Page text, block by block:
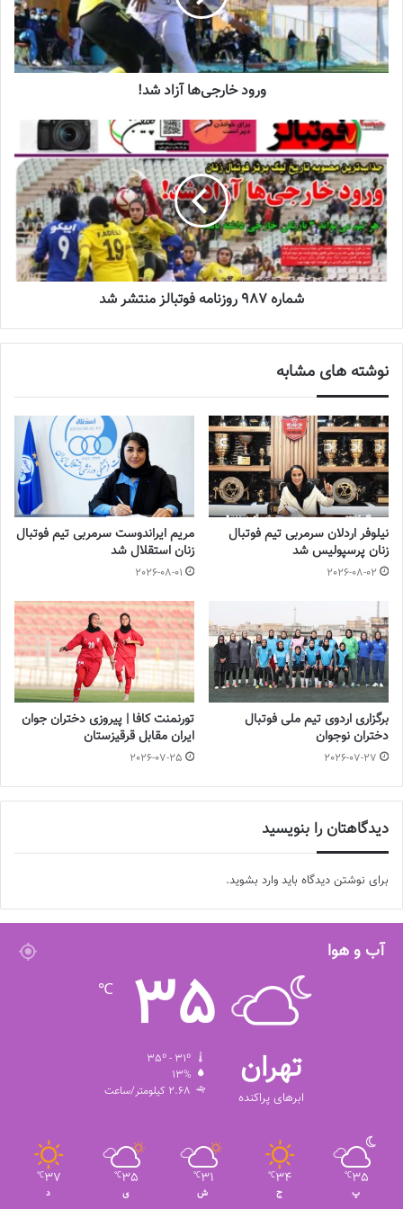
چالش هاى ليست جدید تيم ملى فوتبال
زنان
2023-06-14
زنان
2023-12-24
دعوت آزمون از 30 بازیکن به اردوی تیم ملی
2023-03-21
آینده درخشانی در انتظار فوتبال بانوان است
2022-12-10
💻منبع: فدراسیون فوتبال
◾️با فوتبالز همراه شوید◾️فوتبالز را در اینستاگرام دنبال کنید
◾️
footballs.women@
تیم ملی فوتبال فوتبال بانوان فوتبال زنان
ورود خارجی‌ها آزاد شد!
شماره 987 روزنامه فوتبالز منتشر شد
نوشته های مشابه
نیلوفر اردلان سرمربی تیم فوتبال
زنان پرسپولیس شد
2026-08-02
مریم ایراندوست سرمربی تیم فوتبال
زنان استقلال شد
2026-08-01
برگزاری اردوی تیم ملی فوتبال
دختران نوجوان
2026-07-27
تورنمنت کافا | پیروزی دختران جوان
ایران مقابل قرقیزستان
2026-07-25
دیدگاهتان را بنویسید
برای نوشتن دیدگاه باید وارد بشوید.
آب و هوا
تهران
ابرهای پراکنده
35
℃
13%
2.68 کیلومتر/ساعت
35
℃
پ
34
℃
ج
31
℃
ش
35
℃
ی
37
℃
د